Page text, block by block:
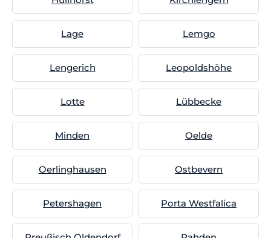
Lage Lemgo
Lengerich Leopoldshöhe
Lotte Lübbecke
Minden Oelde
Oerlinghausen Ostbevern
Petershagen Porta Westfalica